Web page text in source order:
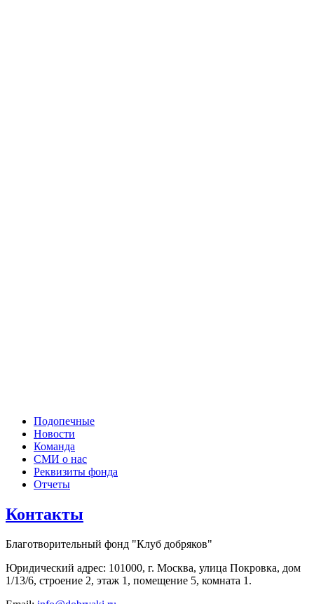
Подопечные
Новости
Команда
СМИ о нас
Реквизиты фонда
Отчеты
Контакты
Благотворительный фонд "Клуб добряков"
Юридический адрес: 101000, г. Москва, улица Покровка, дом
1/13/6, строение 2, этаж 1, помещение 5, комната 1.